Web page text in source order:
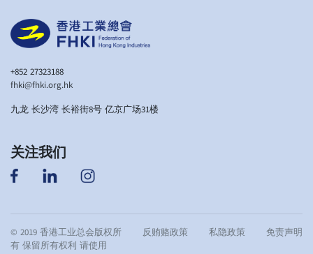
+852 27323188
fhki@fhki.org.hk
九龙 长沙湾 长裕街8号 亿京广场31楼
关注我们
© 2019 香港工业总会版权所
有 保留所有权利 请使用
反贿赂政策 私隐政策 免责声明